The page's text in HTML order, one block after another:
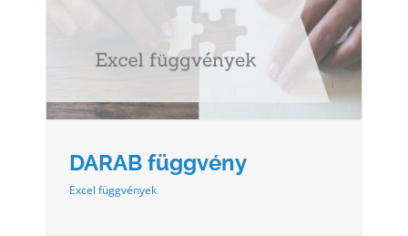
DARAB függvény
Excel függvények